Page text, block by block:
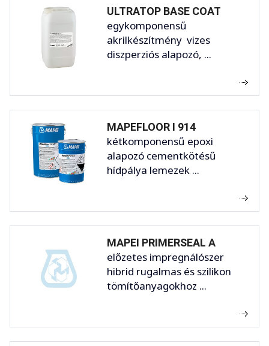
ULTRATOP BASE COAT
egykomponensű
akrilkészítmény vizes
diszperziós alapozó, ...
MAPEFLOOR I 914
kétkomponensű epoxi
alapozó cementkötésű
hídpálya lemezek ...
MAPEI PRIMERSEAL A
előzetes impregnálószer
hibrid rugalmas és szilikon
tömítőanyagokhoz ...